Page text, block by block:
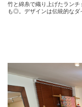
竹と綿糸で織り上げたラン
も◎。デザインは伝統的なダ